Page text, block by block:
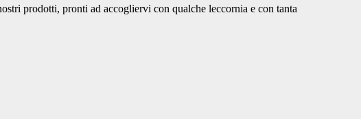
prodotti, pronti ad accogliervi con qualche leccornia e con tanta